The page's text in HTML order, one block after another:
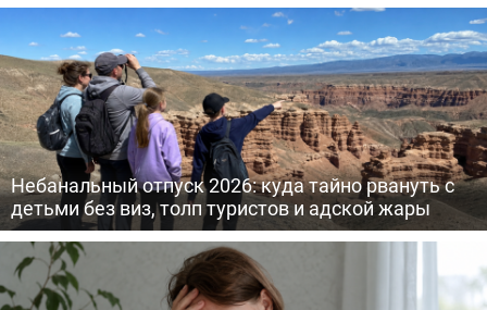
Небанальный отпуск 2026: куда тайно рвануть с
детьми без виз, толп туристов и адской жары